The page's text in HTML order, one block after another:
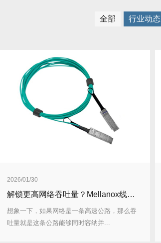
全部 行业动态
2026/01/30
解锁更高网络吞吐量？Mellanox线缆特性是核心钥匙！
想象一下，如果网络是一条高速公路，那么吞
吐量就是这条公路能够同时容纳并...